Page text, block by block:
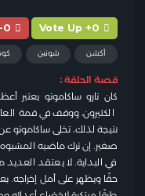
Vote Up +0
0
أكشن شونين
قصة الحلقة :
كان تارو ساكاموتو يعتبر
الكثيرون، ووقف في قمة
نتيجة لذلك، تخلى ساكاموتو
صغير. إن ترك ماضيه المشبوه
في البداية. لا يعتقد
حقًا ويظهر على أمل إخراجه.